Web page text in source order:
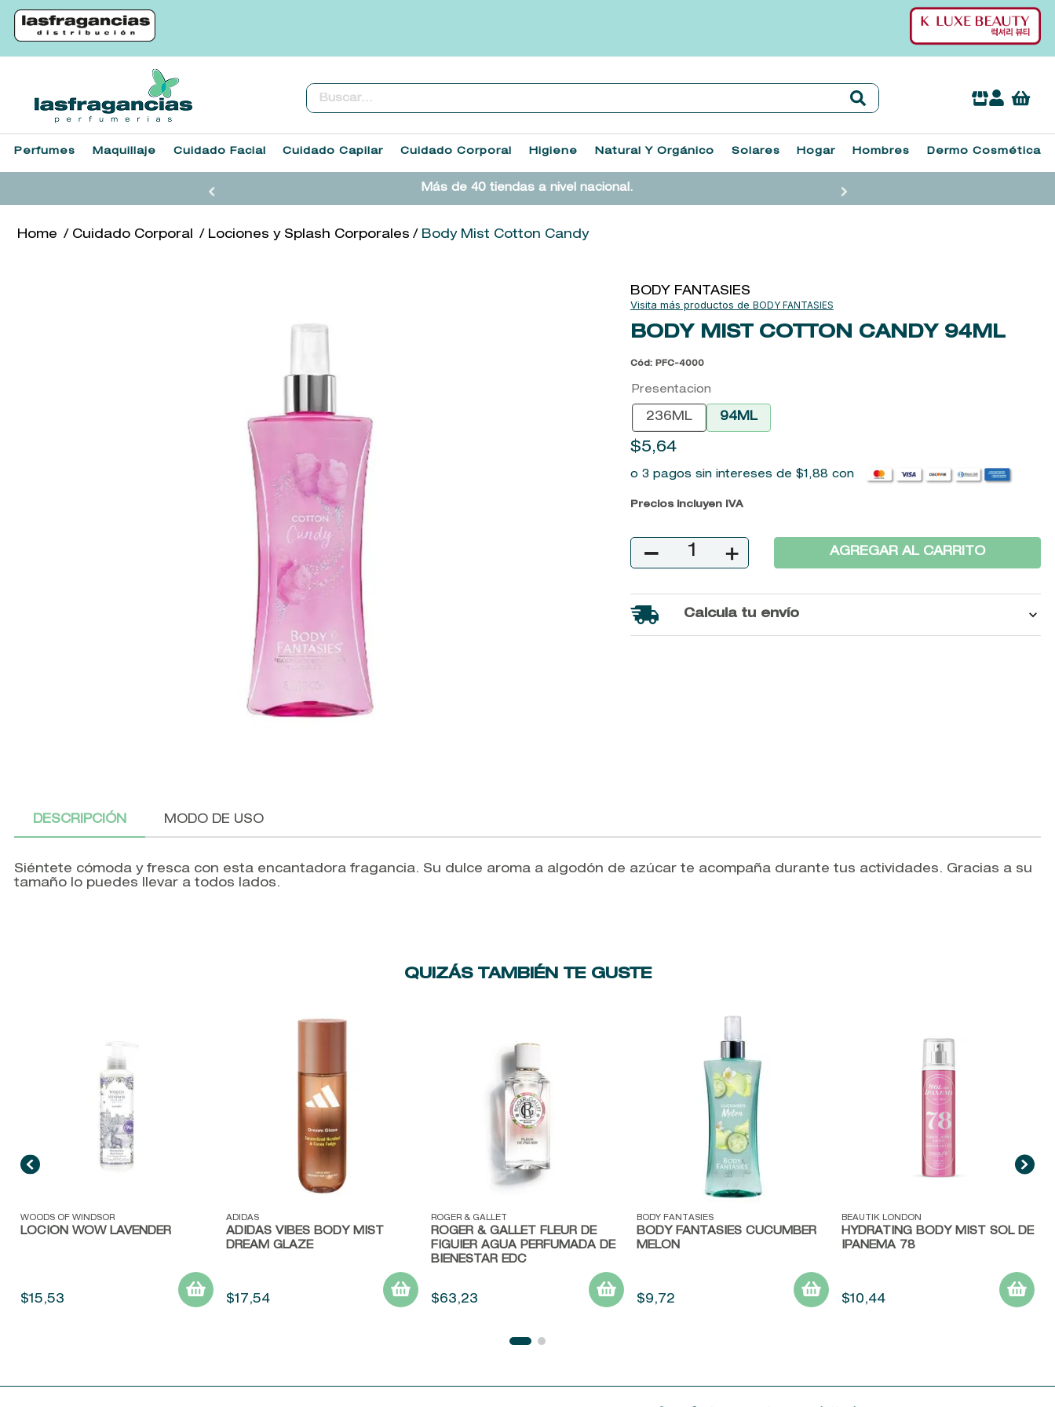
Buscar...
Perfumes Maquillaje Cuidado Facial Cuidado Capilar Cuidado Corporal Higiene Natural Y Orgánico Solares Hogar Hombres Dermo Cosmética
Más de 40 tiendas a nivel nacional.
Cuidado Corporal Lociones y Splash Corporales Body Mist Cotton Candy
BODY FANTASIES
BODY FANTASIES
BODY MIST COTTON CANDY 94ML
Cód : PFC-4000
Presentacion
236ML 94ML
$5,64
o 3 pagos sin intereses de $1,88 con
Precios incluyen IVA
＋
－ AGREGAR AL CARRITO
Calcula tu envío
DESCRIPCIÓN MODO DE USO
Siéntete cómoda y fresca con esta encantadora fragancia. Su dulce aroma a algodón de azúcar te acompaña durante tus actividades. Gracias a su
tamaño lo puedes llevar a todos lados.
QUIZÁS TAMBIÉN TE GUSTE
Vista rápida
WOODS OF WINDSOR
LOCIÓN WOW LAVENDER
$15,53
Vista rápida
ADIDAS
ADIDAS VIBES BODY MIST
DREAM GLAZE
$17,54
Vista rápida
ROGER & GALLET
ROGER & GALLET FLEUR DE
FIGUIER AGUA PERFUMADA DE
BIENESTAR EDC
$63,23
Vista rápida
BODY FANTASIES
BODY FANTASIES CUCUMBER
MELON
$9, 72
Vista rápida
BEAUTIK LONDON
HYDRATING BODY MIST SOL DE
IPANEMA 78
$10,44
1.
heathcote
sol ipanema
3.
cleanance
4.
giftset